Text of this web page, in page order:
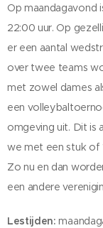
Op maandagavond
22:00 uur. Op
er een aantal
over twee teams
met zowel dames
een
omgeving uit. Dit is
we met een stuk of
Zo nu en dan
een andere
Lestijden: